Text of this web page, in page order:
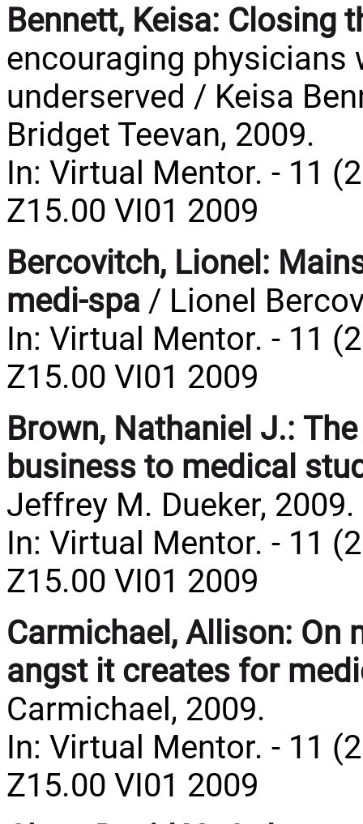
Bennett, Keisa: Closing
encouraging
underserved / Keisa
Bridget Teevan, 2009.
In: Virtual Mentor. - 11
Z15.00 VI01 2009
Bercovitch, Lionel:
medi-spa / Lionel
In: Virtual Mentor. - 11
Z15.00 VI01 2009
Brown, Nathaniel J.:
business to medical
Jeffrey M. Dueker, 2009.
In: Virtual Mentor. - 11
Z15.00 VI01 2009
Carmichael, Allison: On
angst it creates for
Carmichael, 2009.
In: Virtual Mentor. - 11
Z15.00 VI01 2009